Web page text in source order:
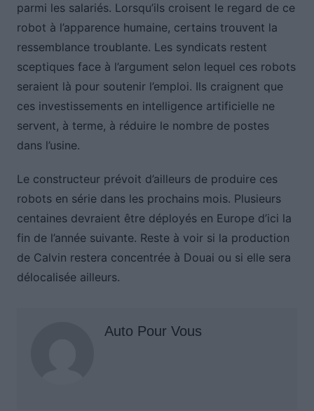
parmi les salariés. Lorsqu’ils croisent le regard de ce
robot à l’apparence humaine, certains trouvent la
ressemblance troublante. Les syndicats restent
sceptiques face à l’argument selon lequel ces robots
seraient là pour soutenir l’emploi. Ils craignent que
ces investissements en intelligence artificielle ne
servent, à terme, à réduire le nombre de postes
dans l’usine.
Le constructeur prévoit d’ailleurs de produire ces
robots en série dans les prochains mois. Plusieurs
centaines devraient être déployés en Europe d’ici la
fin de l’année suivante. Reste à voir si la production
de Calvin restera concentrée à Douai ou si elle sera
délocalisée ailleurs.
Auto Pour Vous